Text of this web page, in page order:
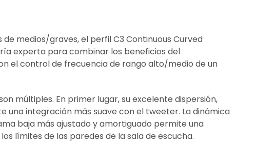
medios/graves, el perfil C3 Continuous Curved
experta para combinar los beneficios del
el control de frecuencia de rango alto/medio de un
múltiples. En primer lugar, su excelente dispersión,
integración más suave con el tweeter. La dinámica
baja más ajustado y amortiguado permite una
límites de las paredes de la sala de escucha.